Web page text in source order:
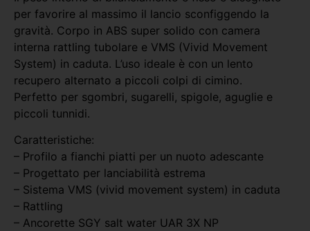
per favorire al massimo il lancio sconfiggendo la
gravità. Corpo in ABS super solido con camera
interna rattling tubolare e VMS (Vivid Movement
System) in caduta. L’uso ideale è con un lento
recupero alternato a piccoli colpi di cimino.
Perfetto per sgombri, sugarelli, spigole, aguglie e
piccoli tunnidi.
Caratteristiche:
– Profilo a fianchi piatti per un nuoto adescante
– Progettato per lanciabilità estrema
– Sistema VMS (vivid movement system) in caduta
– Rattling
– Ancorette SGY salt water UAR 3X NP